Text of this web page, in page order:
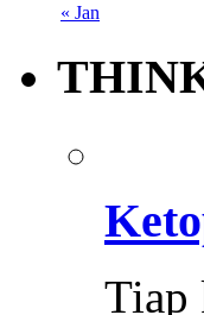
« Jan
Tiap